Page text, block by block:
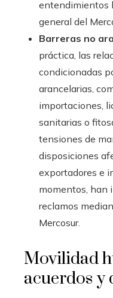
entendimientos
general del
Barreras no
práctica, las
condicionadas
arancelarias,
importaciones,
sanitarias o
tensiones de
disposiciones
exportadores e
momentos, han
reclamos
Mercosur.
Movilidad
acuerdos y